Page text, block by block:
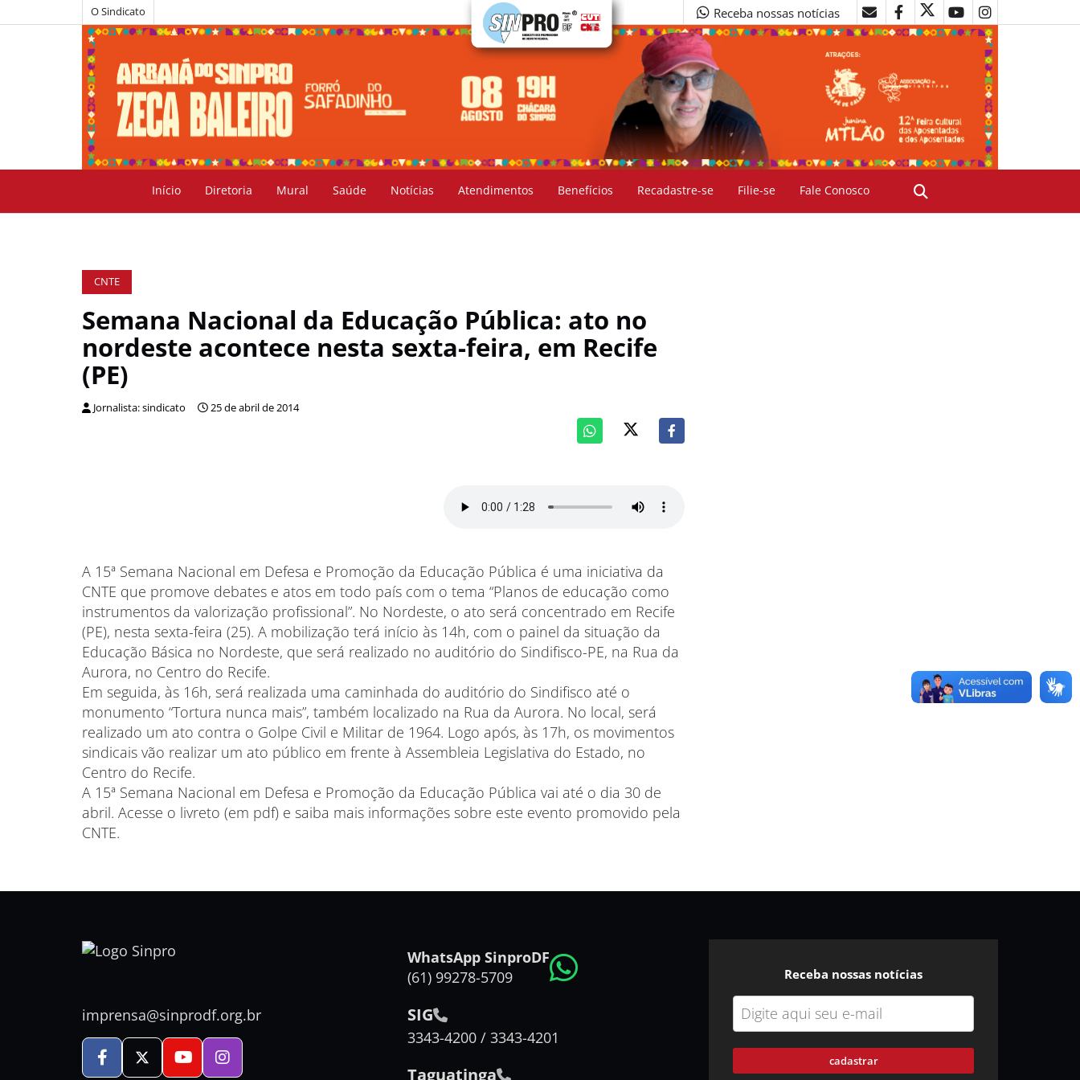
O Sindicato Receba nossas notícias
Início Diretoria Mural Saúde Notícias Atendimentos Benefícios Recadastre-se Filie-se Fale Conosco
CNTE
Semana Nacional da Educação Pública: ato no
nordeste acontece nesta sexta-feira, em Recife
(PE)
Jornalista: sindicato 25 de abril de 2014
A 15ª Semana Nacional em Defesa e Promoção da Educação Pública é uma iniciativa da
CNTE que promove debates e atos em todo país com o tema “Planos de educação como
instrumentos da valorização profissional”. No Nordeste, o ato será concentrado em Recife
(PE), nesta sexta-feira (25). A mobilização terá início às 14h, com o painel da situação da
Educação Básica no Nordeste, que será realizado no auditório do Sindifisco-PE, na Rua da
Aurora, no Centro do Recife.
Em seguida, às 16h, será realizada uma caminhada do auditório do Sindifisco até o
monumento “Tortura nunca mais”, também localizado na Rua da Aurora. No local, será
realizado um ato contra o Golpe Civil e Militar de 1964. Logo após, às 17h, os movimentos
sindicais vão realizar um ato público em frente à Assembleia Legislativa do Estado, no
Centro do Recife.
A 15ª Semana Nacional em Defesa e Promoção da Educação Pública vai até o dia 30 de
abril. Acesse o livreto (em pdf) e saiba mais informações sobre este evento promovido pela
CNTE.
imprensa@sinprodf.org.br
WhatsApp SinproDF
(61) 99278-5709
SIG
3343-4200 / 3343-4201
Taguatinga
Receba nossas notícias
cadastrar